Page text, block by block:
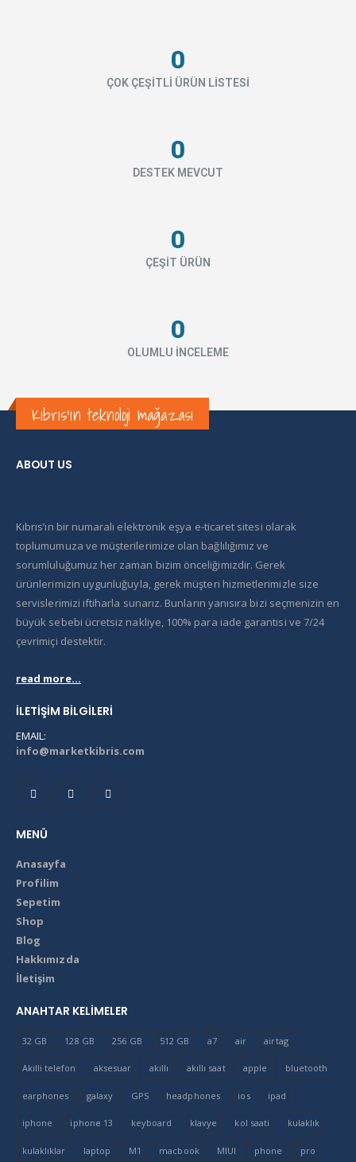
0
ÇOK ÇEŞİTLİ ÜRÜN LİSTESİ
0
DESTEK MEVCUT
0
ÇEŞİT ÜRÜN
0
OLUMLU İNCELEME
Kıbrıs'ın teknoloji mağazası
ABOUT US
Kıbrıs’ın bir numaralı elektronik eşya e-ticaret sitesi olarak
toplumumuza ve müşterilerimize olan bağlılığımız ve
sorumluluğumuz her zaman bizim önceliğimizdir. Gerek
ürünlerimizin uygunluğuyla, gerek müşteri hizmetlerimizle size
servislerimizi iftiharla sunarız. Bunların yanısıra bizi seçmenizin en
büyük sebebi ücretsiz nakliye, 100% para iade garantisi ve 7/24
çevrimiçi destektir.
read more...
İLETIŞIM BILGILERI
EMAIL:
info@marketkibris.com
MENÜ
Anasayfa
Profilim
Sepetim
Shop
Blog
Hakkımızda
İletişim
ANAHTAR KELIMELER
32 GB 128 GB 256 GB 512 GB a7 air airtag
Akilli telefon aksesuar akıllı akıllı saat apple bluetooth
earphones galaxy GPS headphones ios ipad
iphone iphone 13 keyboard klavye kol saati kulaklık
kulaklıklar laptop M1 macbook MIUI phone pro